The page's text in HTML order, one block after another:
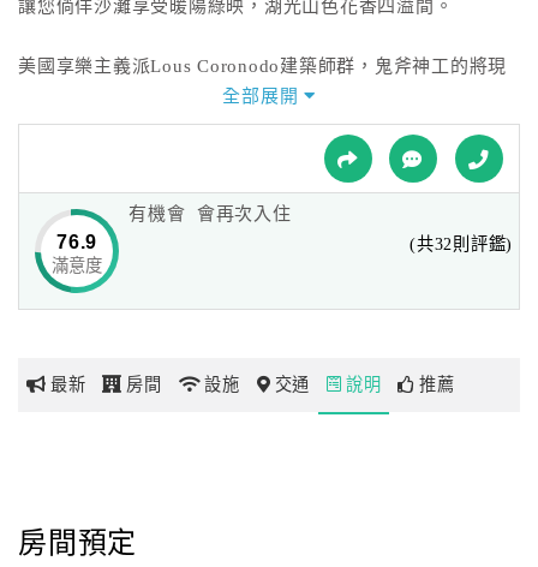
宿
球
網
玩
地
圖
讓您倘佯沙灘享受暖陽綠映，湖光山色花香四溢間。
美國享樂主義派Lous Coronodo建築師群，鬼斧神工的將現
代感十足的飯店，融在國家公園景觀中，
23幢Villa親吻著湖岸而建造，外牆攀爬濃密的藤蔓與香花，
28間豪華Castle套房則環伺在白色沙灘旁，給您有馳騁叢林
莎士比亞仲夏夜之夢的景緻，就是依著這座villa 量身訂作
的，似乎一點都不誇張！
環湖繞著走過一圈天鵝湖。愛車今夜寄居在villa房專屬獨立
全部展開
76.9
滿意度
有機會 會再次入住
(共32則評鑑)
最新 房間 設施 交通 說明 推薦
房間預定